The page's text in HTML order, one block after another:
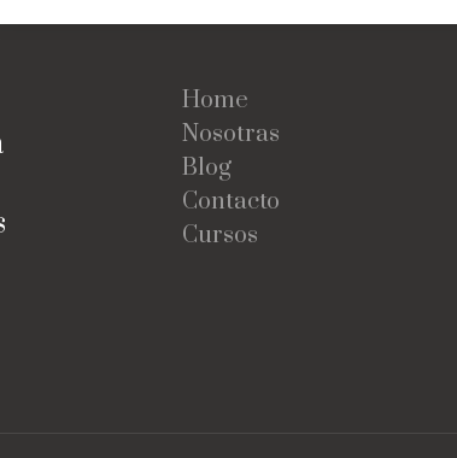
Home
Nosotras
Blog
Contacto
Cursos